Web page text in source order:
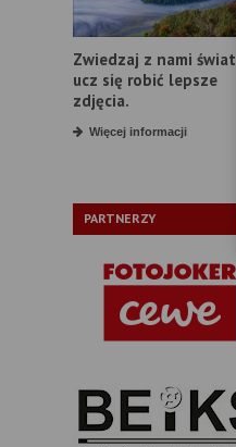
Zwiedzaj z nami świat i
ucz się robić lepsze
zdjęcia.
Więcej informacji
PARTNERZY